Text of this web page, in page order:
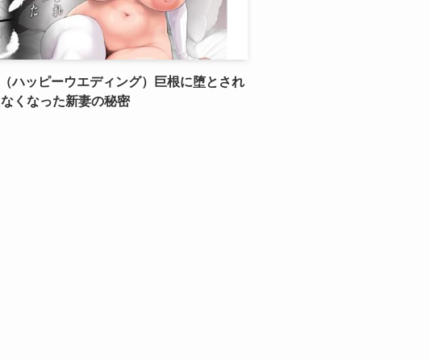
ハッピーウエディング）巨根に堕とされ
くなった新妻の秘密